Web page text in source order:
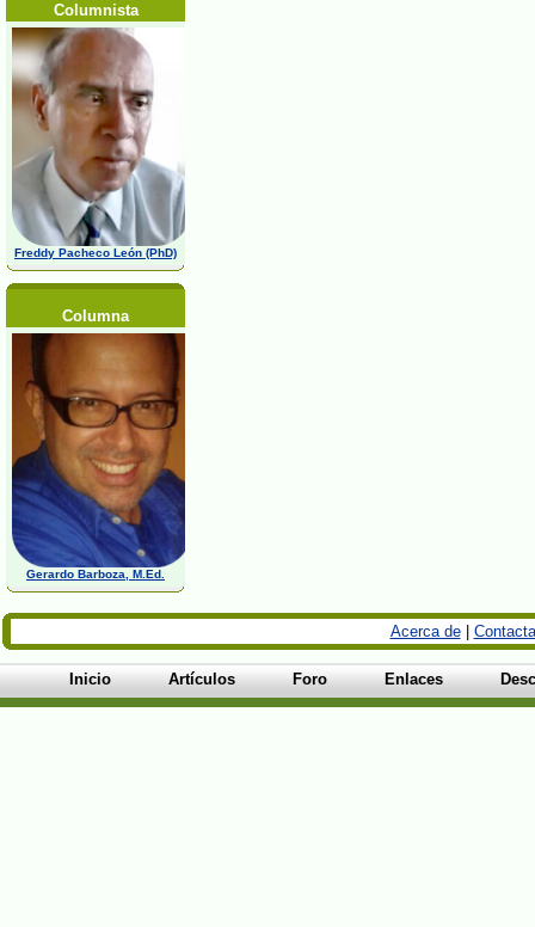
Columnista
Freddy Pacheco León (PhD)
Columna
Gerardo Barboza, M.Ed.
Acerca de|
Inicio Artículos Foro Enlaces